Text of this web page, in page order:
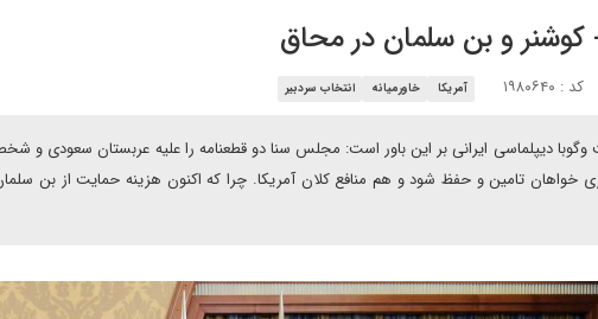
کوشنر و بن سلمان در محاق
کد : ۱۹۸۰۶۴۰ آمریکا خاورمیانه انتخاب سردبیر
وگوبا دیپلماسی ایرانی بر این باور است: مجلس سنا دو قطعنامه را علیه عربستان سعودی و
خواهان تامین و حفظ شود و هم منافع کلان آمریکا. چرا که اکنون هزینه حمایت از بن